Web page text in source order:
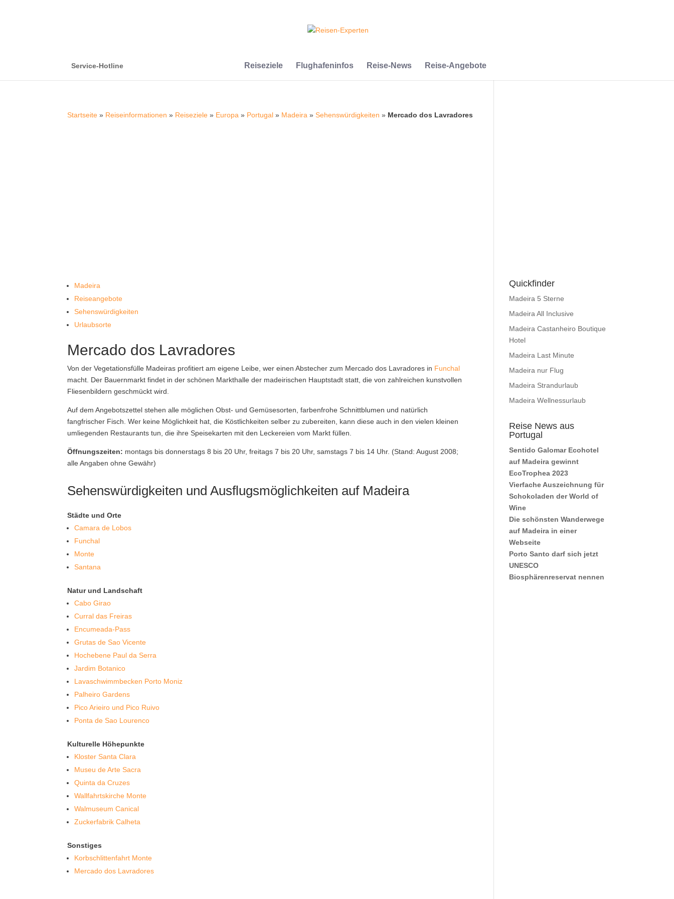
Service-Hotline Reiseziele Flughafeninfos Reise-News Reise-Angebote
Startseite » Reiseinformationen » Reiseziele » Europa » Portugal » Madeira »Sehenswürdigkeiten » Mercado dos Lavradores
Madeira
Reiseangebote
Sehenswürdigkeiten
Urlaubsorte
Mercado dos Lavradores
Von der Vegetationsfülle Madeiras profitiert am eigene Leibe, wer einen Abstecher zum Mercado dos Lavradores in Funchal
macht. Der Bauernmarkt findet in der schönen Markthalle der madeirischen Hauptstadt statt, die von zahlreichen kunstvollen
Fliesenbildern geschmückt wird.
Auf dem Angebotszettel stehen alle möglichen Obst- und Gemüsesorten, farbenfrohe Schnittblumen und natürlich
fangfrischer Fisch. Wer keine Möglichkeit hat, die Köstlichkeiten selber zu zubereiten, kann diese auch in den vielen kleinen
umliegenden Restaurants tun, die ihre Speisekarten mit den Leckereien vom Markt füllen.
Öffnungszeiten: montags bis donnerstags 8 bis 20 Uhr, freitags 7 bis 20 Uhr, samstags 7 bis 14 Uhr. (Stand: August 2008;
alle Angaben ohne Gewähr)
Sehenswürdigkeiten und Ausflugsmöglichkeiten auf Madeira
Städte und Orte
Camara de Lobos
Funchal
Monte
Santana
Natur und Landschaft
Cabo Girao
Curral das Freiras
Encumeada-Pass
Grutas de Sao Vicente
Hochebene Paul da Serra
Jardim Botanico
Lavaschwimmbecken Porto Moniz
Palheiro Gardens
Pico Arieiro und Pico Ruivo
Ponta de Sao Lourenco
Kulturelle Höhepunkte
Kloster Santa Clara
Museu de Arte Sacra
Quinta da Cruzes
Wallfahrtskirche Monte
Walmuseum Canical
Zuckerfabrik Calheta
Sonstiges
Korbschlittenfahrt Monte
Mercado dos Lavradores
Quickfinder
Madeira 5 Sterne
Madeira All Inclusive
Madeira Castanheiro Boutique
Hotel
Madeira Last Minute
Madeira nur Flug
Madeira Strandurlaub
Madeira Wellnessurlaub
Reise News aus
Portugal
Sentido Galomar Ecohotel
auf Madeira gewinnt
EcoTrophea 2023
Vierfache Auszeichnung für
Schokoladen der World of
Wine
Die schönsten Wanderwege
auf Madeira in einer
Webseite
Porto Santo darf sich jetzt
UNESCO
Biosphärenreservat nennen